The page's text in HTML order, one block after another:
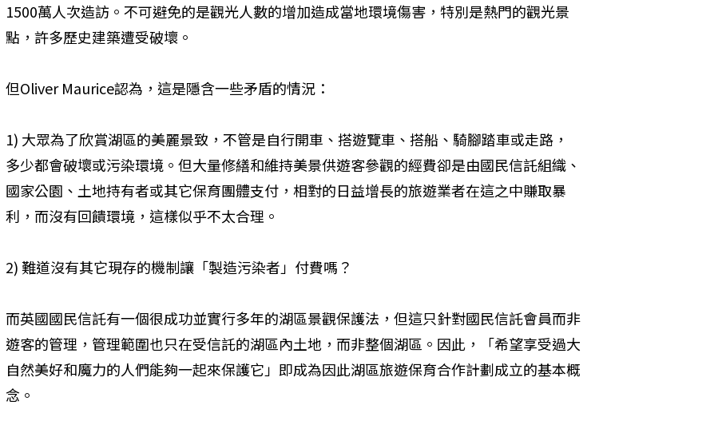
1500萬人次造訪。不可避免的是觀光人數的增加造成當地環境傷害，特別是熱門的觀光景
點，許多歷史建築遭受破壞。
但Oliver Maurice認為，這是隱含一些矛盾的情況：
1) 大眾為了欣賞湖區的美麗景致，不管是自行開車、搭遊覽車、搭船、騎腳踏車或走路，
多少都會破壞或污染環境。但大量修繕和維持美景供遊客參觀的經費卻是由國民信託組織、
國家公園、土地持有者或其它保育團體支付，相對的日益增長的旅遊業者在這之中賺取暴
利，而沒有回饋環境，這樣似乎不太合理。
2) 難道沒有其它現存的機制讓「製造污染者」付費嗎？
而英國國民信託有一個很成功並實行多年的湖區景觀保護法，但這只針對國民信託會員而非
遊客的管理，管理範圍也只在受信託的湖區內土地，而非整個湖區。因此，「希望享受過大
自然美好和魔力的人們能夠一起來保護它」即成為因此湖區旅遊保育合作計劃成立的基本概
念。